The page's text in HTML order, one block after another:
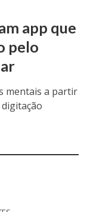
app que
pelo
mentais a partir